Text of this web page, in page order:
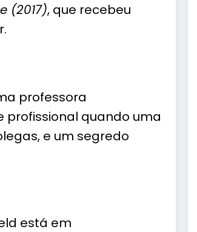
(2017), que recebeu
professora
profissional quando uma
e um segredo